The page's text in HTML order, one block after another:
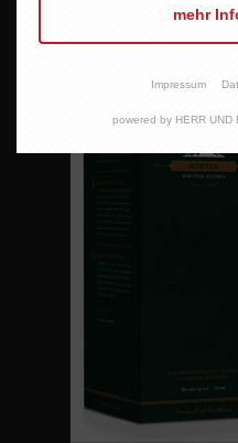
mehr
Impressum
powered by HERR